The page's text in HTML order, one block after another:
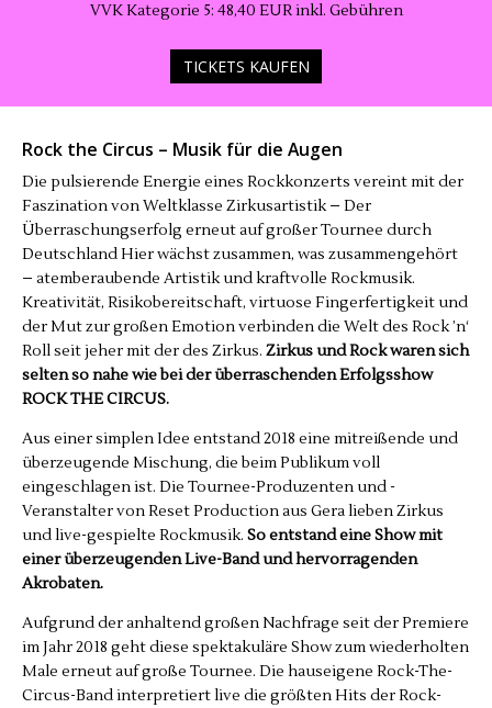
VVK Kategorie 5: 48,40 EUR inkl. Gebühren
TICKETS KAUFEN
Rock the Circus – Musik für die Augen
Die pulsierende Energie eines Rockkonzerts vereint mit der
Faszination von Weltklasse Zirkusartistik – Der
Überraschungserfolg erneut auf großer Tournee durch
Deutschland Hier wächst zusammen, was zusammengehört
– atemberaubende Artistik und kraftvolle Rockmusik.
Kreativität, Risikobereitschaft, virtuose Fingerfertigkeit und
der Mut zur großen Emotion verbinden die Welt des Rock ’n‘
Roll seit jeher mit der des Zirkus. Zirkus und Rock waren sich
selten so nahe wie bei der überraschenden Erfolgsshow
ROCK THE CIRCUS.
Aus einer simplen Idee entstand 2018 eine mitreißende und
überzeugende Mischung, die beim Publikum voll
eingeschlagen ist. Die Tournee-Produzenten und -
Veranstalter von Reset Production aus Gera lieben Zirkus
und live-gespielte Rockmusik. So entstand eine Show mit
einer überzeugenden Live-Band und hervorragenden
Akrobaten.
Aufgrund der anhaltend großen Nachfrage seit der Premiere
im Jahr 2018 geht diese spektakuläre Show zum wiederholten
Male erneut auf große Tournee. Die hauseigene Rock-The-
Circus-Band interpretiert live die größten Hits der Rock-